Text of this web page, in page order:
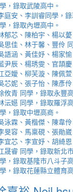
，錄取武陵高中。
庭安、李訓睿同學，
，錄取內壢高中。
芯、陳柏宇、楊以
佳、林于馨、豐伶
涵、黃佳妤、楊家
辰、楊琇雯、官頡
嬡、柳芙漩、陳佩
妮、張子怡、陳彥
攸青 同學，錄取永豐
沄嬨 同學，錄取羅浮
，錄取中壢高商。
霖、黃楷傑、陳韋
容、馬稟硯、張勛
芯、李宣妤、胡綺
晟睿 同學，錄取新北
，錄取基隆市八斗子
，錄取花蓮縣立體育